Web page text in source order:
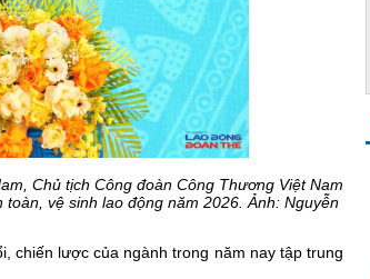
Chủ tịch Công đoàn Công Thương Việt Nam
vệ sinh lao động năm 2026. Ảnh: Nguyễn
chiến lược của ngành trong năm nay tập trung